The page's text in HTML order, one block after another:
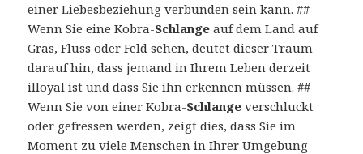
einer Liebesbeziehung verbunden sein kann. ##
Wenn Sie eine Kobra-Schlange auf dem Land auf
Gras, Fluss oder Feld sehen, deutet dieser Traum
darauf hin, dass jemand in Ihrem Leben derzeit
illoyal ist und dass Sie ihn erkennen müssen. ##
Wenn Sie von einer Kobra-Schlange verschluckt
oder gefressen werden, zeigt dies, dass Sie im
Moment zu viele Menschen in Ihrer Umgebung